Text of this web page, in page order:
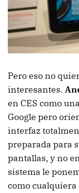
Pero eso no
interesantes.
en CES como
Google pero
interfaz
preparada para
pantallas, y no
sistema le
como